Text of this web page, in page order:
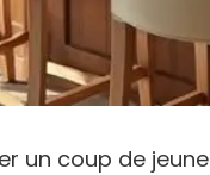
un coup de